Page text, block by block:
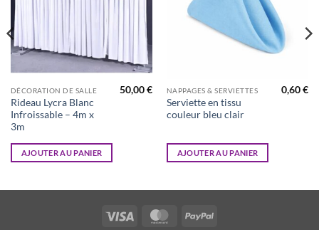
DÉCORATION DE SALLE
Rideau Lycra Blanc
Infroissable – 4m x
3m
50,00€
AJOUTER AU PANIER
NAPPAGES & SERVIETTES
Serviette en tissu
couleur bleu clair
0,60€
AJOUTER AU PANIER
Visa MasterCardPayPal